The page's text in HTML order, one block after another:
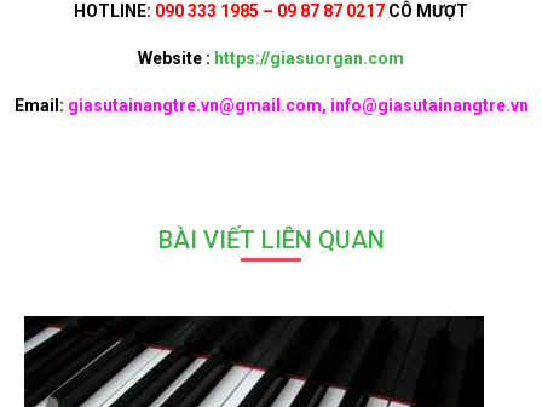
HOTLINE: 090 333 1985 – 09 87 87 0217 CÔ MƯỢT
Website : https://giasuorgan.com
Email: giasutainangtre.vn@gmail.com, info@giasutainangtre.vn
BÀI VIẾT LIÊN QUAN